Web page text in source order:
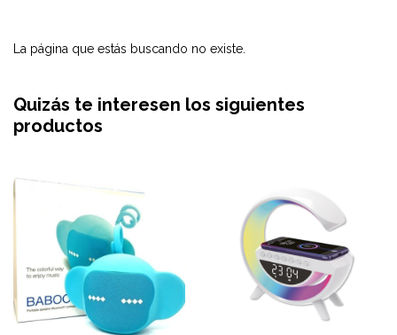
La página que estás buscando no existe.
Quizás te interesen los siguientes
productos